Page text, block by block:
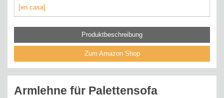
[en.casa]
Produktbeschreibung
Zum Amazon Shop
Armlehne für Palettensofa